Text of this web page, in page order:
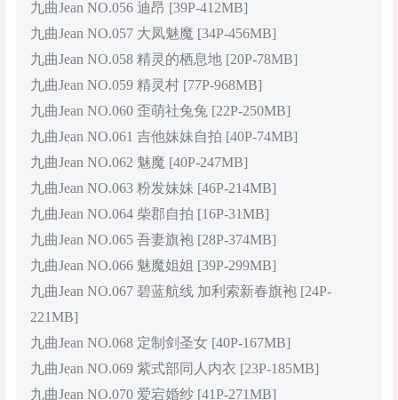
九曲Jean NO.056 迪昂 [39P-412MB]
九曲Jean NO.057 大凤魅魔 [34P-456MB]
九曲Jean NO.058 精灵的栖息地 [20P-78MB]
九曲Jean NO.059 精灵村 [77P-968MB]
九曲Jean NO.060 歪萌社兔兔 [22P-250MB]
九曲Jean NO.061 吉他妹妹自拍 [40P-74MB]
九曲Jean NO.062 魅魔 [40P-247MB]
九曲Jean NO.063 粉发妹妹 [46P-214MB]
九曲Jean NO.064 柴郡自拍 [16P-31MB]
九曲Jean NO.065 吾妻旗袍 [28P-374MB]
九曲Jean NO.066 魅魔姐姐 [39P-299MB]
九曲Jean NO.067 碧蓝航线 加利索新春旗袍 [24P-
221MB]
九曲Jean NO.068 定制剑圣女 [40P-167MB]
九曲Jean NO.069 紫式部同人内衣 [23P-185MB]
九曲Jean NO.070 爱宕婚纱 [41P-271MB]